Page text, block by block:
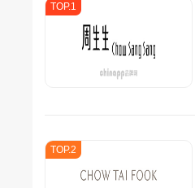
TOP.1
TOP.2